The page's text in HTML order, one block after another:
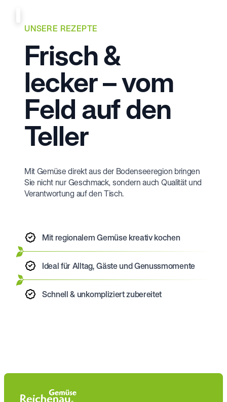
UNSERE REZEPTE
Frisch &
lecker – vom
Feld auf den
Teller
Mit Gemüse direkt aus der Bodenseeregion bringen
Sie nicht nur Geschmack, sondern auch Qualität und
Verantwortung auf den Tisch.
Mit regionalem Gemüse kreativ kochen
Ideal für Alltag, Gäste und Genussmomente
Schnell & unkompliziert zubereitet